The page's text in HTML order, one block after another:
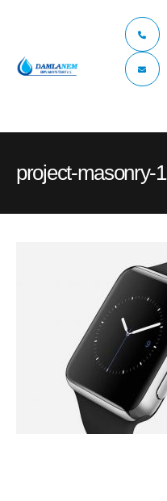
project-masonry-1